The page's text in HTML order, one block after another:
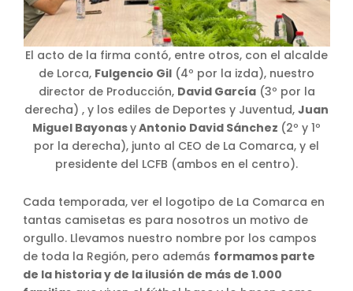
El acto de la firma contó, entre otros, con el alcalde
de Lorca, Fulgencio Gil (4º por la izda), nuestro
director de Producción, David García(3º por la
derecha) , y los ediles de Deportes y Juventud, Juan
Miguel BayonasyAntonio David Sánchez (2º y 1º
por la derecha), junto al CEO de La Comarca, y el
presidente del LCFB (ambos en el centro).
Cada temporada, ver el logotipo de La Comarca en
tantas camisetas es para nosotros un motivo de
orgullo. Llevamos nuestro nombre por los campos
de toda la Región, pero además formamos parte
de la historia y de la ilusión de más de 1.000